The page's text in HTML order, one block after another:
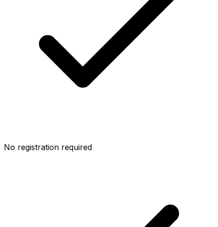
No registration required